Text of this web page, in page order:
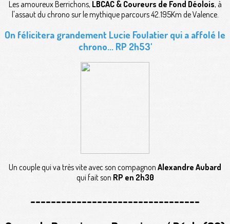
Les amoureux Berrichons, LBCAC & Coureurs de Fond Déolois, à
l'assaut du chrono sur le mythique parcours 42.195Km de Valence.
On félicitera grandement Lucie Foulatier qui a affolé le
chrono... RP 2h53'
Un couple qui va très vite avec son compagnon Alexandre Aubard
qui fait son RP en 2h30
---------------------------------